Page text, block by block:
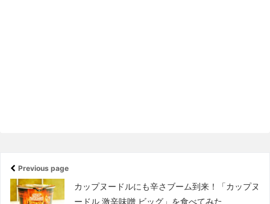
Previous page
カップヌードルにも辛さブーム到来！「カップヌ
ードル 激辛味噌 ビッグ」を食べてみた